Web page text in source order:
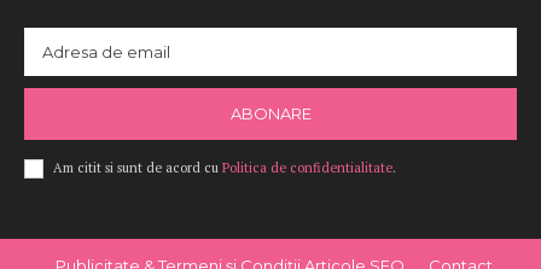
ABONARE
Am citit si sunt de acord cu Politica de confidentialitate.
Publicitate & Termeni și Condiții Articole SEO Contact